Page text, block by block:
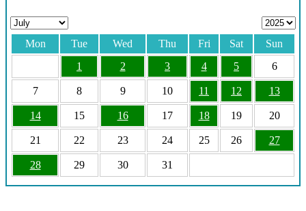
Mon Tue Wed Thu Fri Sat
Sun
1
2 3 4 5 6
7 8 9 10 11 12 13
14 15 16 17 18 19 20
21 22 23 24 25 26 27
28 29 30 31